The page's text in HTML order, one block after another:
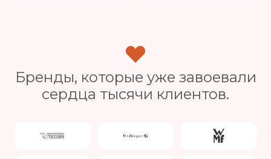
Бренды, которые уже завоевали
сердца тысячи клиентов.